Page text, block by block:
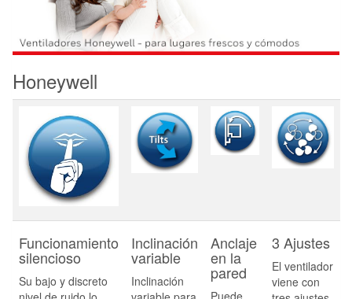
Honeywell
Funcionamiento
silencioso
Su bajo y discreto
Inclinación
variable
Inclinación
Anclaje
en la
pared
Puede
3 Ajustes
El ventilador
viene con